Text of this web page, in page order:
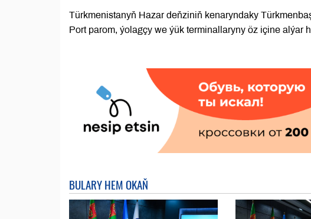
Türkmenistanyň Hazar deňziniň kenaryndaky
Port parom, ýolagçy we ýük terminallaryny öz içine alýar
BULARY HEM OKAŇ